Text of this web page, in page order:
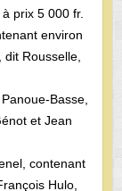
prix 5 000 fr.
environ
Rousselle,
Basse,
et Jean
contenant
Hulo,